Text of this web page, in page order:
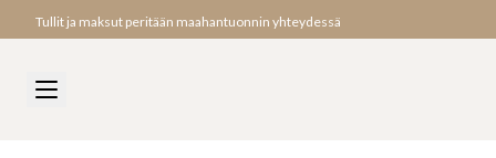
Tullit ja maksut peritään maahantuonnin yhteydessä